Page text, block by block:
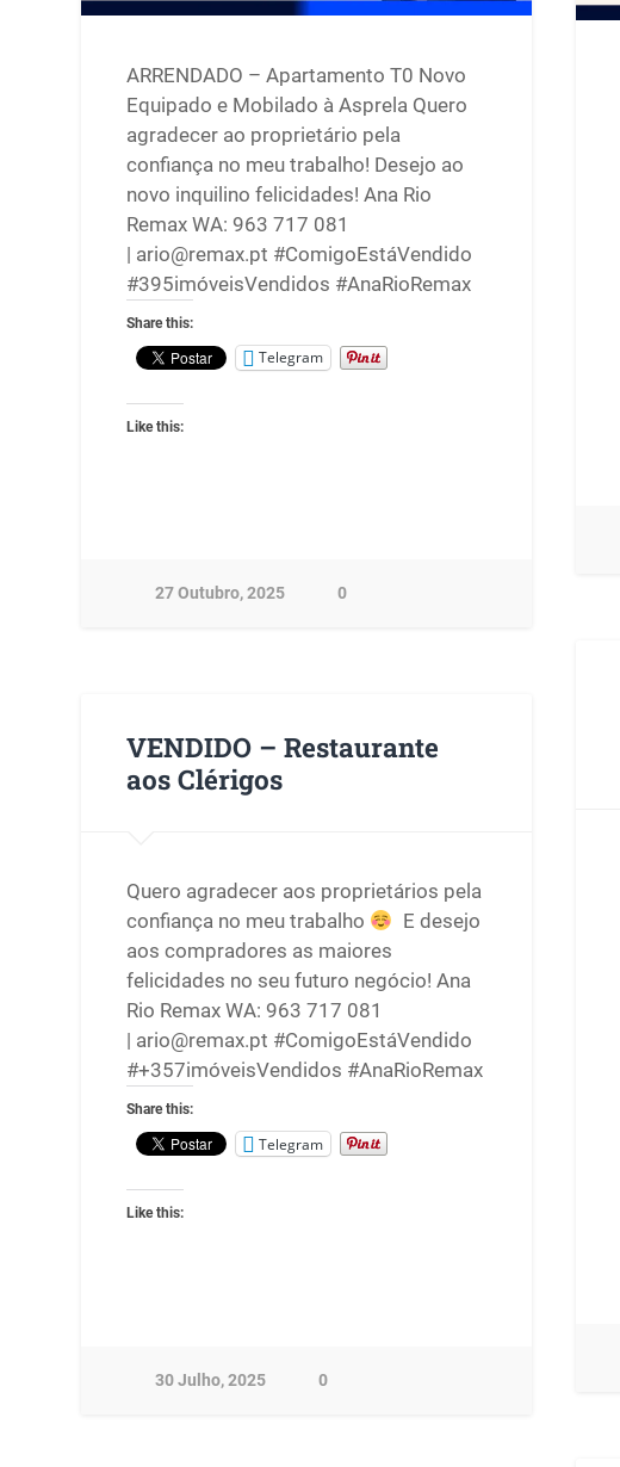
ARRENDADO – Apartamento T0 Novo
Equipado e Mobilado à Asprela Quero
agradecer ao proprietário pela
confiança no meu trabalho! Desejo ao
novo inquilino felicidades! Ana Rio
Remax WA: 963 717 081
| ario@remax.pt #ComigoEstáVendido
#395imóveisVendidos #AnaRioRemax
Share this:
Telegram
Like this:
27 Outubro, 2025 0
VENDIDO – Restaurante
aos Clérigos
Quero agradecer aos proprietários pela
confiança no meu trabalho
E desejo
aos compradores as maiores
felicidades no seu futuro negócio! Ana
Rio Remax WA: 963 717 081
| ario@remax.pt #ComigoEstáVendido
#+357imóveisVendidos #AnaRioRemax
Share this:
Telegram
Like this:
30 Julho, 2025 0